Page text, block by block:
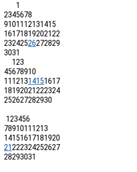
1
2345678
91011 12131415
16171819202122
23242526272829
3031
123
45678910
11 121314151617
18192021222324
252627282930
123456
7891011 1213
14151617181920
21222324252627
28293031